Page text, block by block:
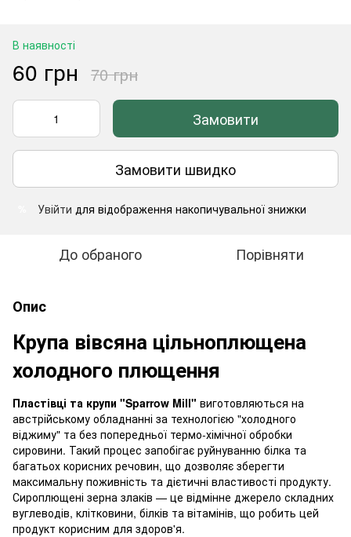
В наявності
60 грн 70 грн
Замовити
Замовити швидко
Увійти для відображення накопичувальної знижки
До обраного Порівняти
Опис
Крупа вівсяна цільноплющена
холодного плющення
Пластівці та крупи "Sparrow Mill" виготовляються на
австрійському обладнанні за технологією "холодного
віджиму" та без попередньої термо-хімічної обробки
сировини. Такий процес запобігає руйнуванню білка та
багатьох корисних речовин, що дозволяє зберегти
максимальну поживність та дієтичні властивості продукту.
Сироплющені зерна злаків — це відмінне джерело складних
вуглеводів, клітковини, білків та вітамінів, що робить цей
продукт корисним для здоров'я.